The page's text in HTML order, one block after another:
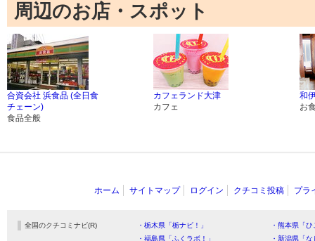
周辺のお店・スポット
合資会社 浜食品 (全日食
チェーン)
食品全般
カフェランド大津
カフェ
和
お
ホーム サイトマップ ログイン クチコミ投稿 プラ
全国のクチコミナビ(R) ・栃木県「栃ナビ！」
・熊本県「
・福島県「ふくラボ！」
・新潟県「